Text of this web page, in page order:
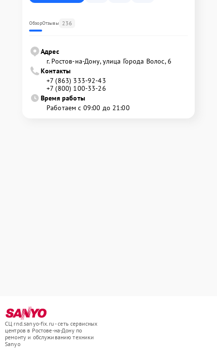
ОбзорОтзывы 236
Адрес
г. Ростов-на-Дону, улица Города Волос, 6
Контакты
+7 (863) 333-92-43
+7 (800) 100-33-26
Время работы
Работаем с 09:00 до 21:00
СЦ rnd.sanyo-fix.ru - сеть сервисных
центров в Ростове-на-Дону по
ремонту и обслуживанию техники
Sanyo